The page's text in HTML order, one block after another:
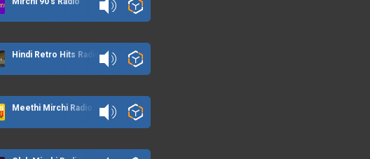
Hindi Retro Hits Radio
Meethi Mirchi Radio